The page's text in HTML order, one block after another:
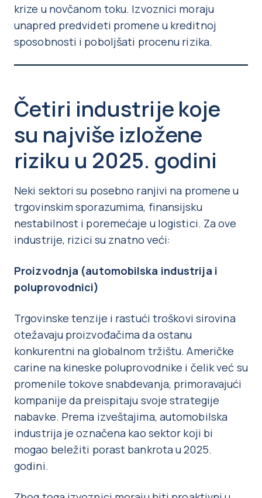
krize u novčanom toku. Izvoznici moraju
unapred predvideti promene u kreditnoj
sposobnosti i poboljšati procenu rizika.
Četiri industrije koje
su najviše izložene
riziku u 2025. godini
Neki sektori su posebno ranjivi na promene u
trgovinskim sporazumima, finansijsku
nestabilnost i poremećaje u logistici. Za ove
industrije, rizici su znatno veći:
Proizvodnja (automobilska industrija i
poluprovodnici)
Trgovinske tenzije i rastući troškovi sirovina
otežavaju proizvođačima da ostanu
konkurentni na globalnom tržištu. Američke
carine na kineske poluprovodnike i čelik već su
promenile tokove snabdevanja, primoravajući
kompanije da preispitaju svoje strategije
nabavke. Prema izveštajima, automobilska
industrija je označena kao sektor koji bi
mogao beležiti porast bankrota u 2025.
godini.